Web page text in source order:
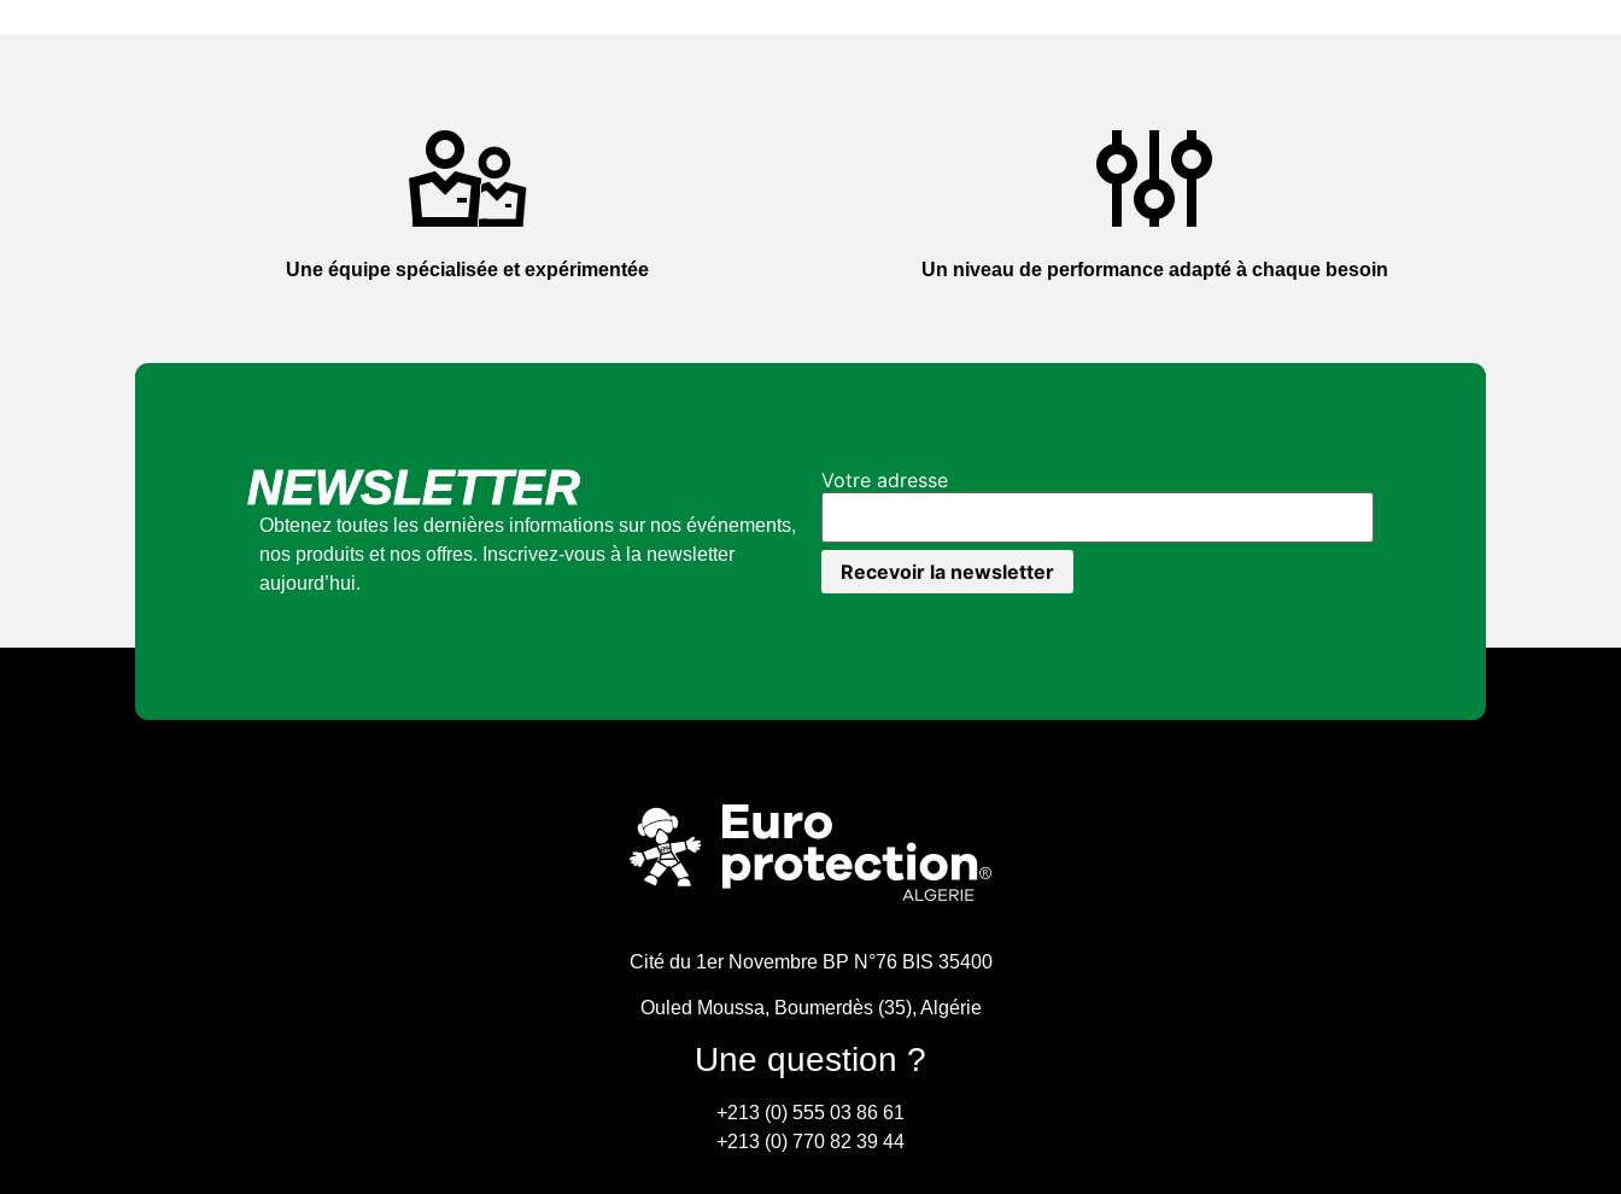
Une équipe spécialisée et expérimentée Un niveau de performance adapté à chaque besoin
NEWSLETTER
Obtenez toutes les dernières informations sur nos événements,
nos produits et nos offres. Inscrivez-vous à la newsletter
aujourd’hui.
Votre adresse
Cité du 1er Novembre BP N°76 BIS 35400
Ouled Moussa, Boumerdès (35), Algérie
Une question ?
+213 (0) 555 03 86 61
+213 (0) 770 82 39 44